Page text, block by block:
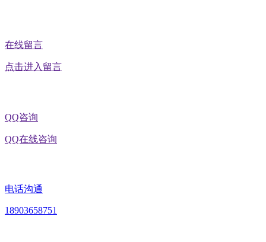
在线留言
点击进入留言
QQ咨询
QQ在线咨询
电话沟通
18903658751